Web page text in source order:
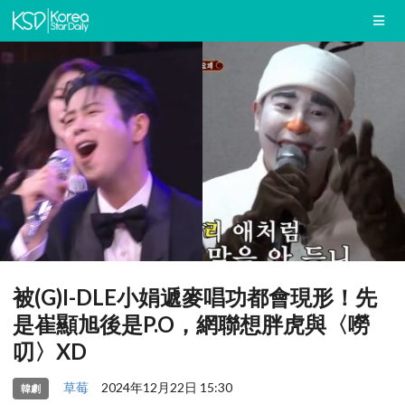
被(G)I-DLE小娟遞麥唱功都會現形！先
是崔顯旭後是P.O，網聯想胖虎與〈嘮
叨〉XD
韓劇 草莓 2024年12月22日 15:30